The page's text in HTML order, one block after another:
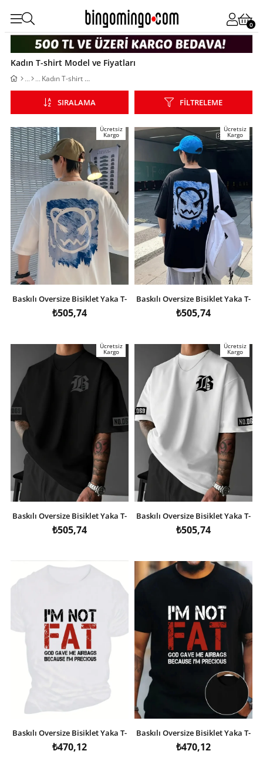
0
Kadın T-shirt Model ve Fiyatları
Kadın T-shirt Model ve Fiyatları
FILTRELEME
SIRALAMA
Ücretsiz
Kargo
Baskılı Oversize Bisiklet Yaka T-
shirt - Beyaz
₺505,74
Ücretsiz
Kargo
Baskılı Oversize Bisiklet Yaka T-
shirt - Siyah
₺505,74
Ücretsiz
Kargo
Baskılı Oversize Bisiklet Yaka T-
shirt - Siyah
₺505,74
Ücretsiz
Kargo
Baskılı Oversize Bisiklet Yaka T-
shirt - Beyaz
₺505,74
Baskılı Oversize Bisiklet Yaka T-
shirt - Beyaz
₺470,12
Baskılı Oversize Bisiklet Yaka T-
shirt - Siyah
₺470,12